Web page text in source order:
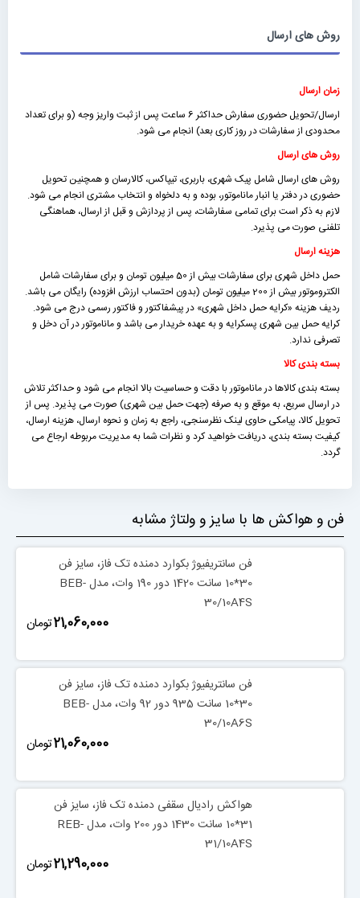
روش های ارسال
زمان ارسال
ارسال/تحویل حضوری سفارش حداکثر 6 ساعت پس از ثبت واریز وجه (و برای تعداد
محدودی از سفارشات در روز کاری بعد) انجام می شود.
روش های ارسال
روش های ارسال شامل پیک شهری، باربری، تیپاکس، کالارسان و همچنین تحویل
حضوری در دفتر یا انبار ماناموتور، بوده و به دلخواه و انتخاب مشتری انجام می شود.
لازم به ذکر است برای تمامی سفارشات، پس از پردازش و قبل از ارسال، هماهنگی
تلفنی صورت می پذیرد.
هزینه ارسال
حمل داخل شهری برای سفارشات بیش از 50 میلیون تومان و برای سفارشات شامل
الکتروموتور بیش از 200 میلیون تومان (بدون احتساب ارزش افزوده) رایگان می باشد.
ردیف هزینه «كرايه حمل داخل شهری» در پیشفاکتور و فاکتور رسمی درج می شود.
کرایه حمل بین شهری پسکرایه و به عهده خریدار می باشد و ماناموتور در آن دخل و
تصرفی ندارد.
بسته بندی کالا
بسته بندی کالاها در ماناموتور با دقت و حساسیت بالا انجام می شود و حداکثر تلاش
در ارسال سریع، به موقع و به صرفه (جهت حمل بین شهری) صورت می پذیرد. پس از
تحویل کالا، پیامکی حاوی لینک نظرسنجی، راجع به زمان و نحوه ارسال، هزینه ارسال،
کیفیت بسته بندی، دریافت خواهید کرد و نظرات شما به مدیریت مربوطه ارجاع می
گردد.
فن و هواکش ها با سایز و ولتاژ مشابه
فن سانتریفیوژ بکوارد دمنده تک فاز، سایز فن
30*10 سانت 1420 دور 190 وات، مدل BEB-
30/10A4S
‎21,060,000تومان
فن سانتریفیوژ بکوارد دمنده تک فاز، سایز فن
30*10 سانت 935 دور 92 وات، مدل BEB-
30/10A6S
‎21,060,000تومان
هواکش رادیال سقفی دمنده تک فاز، سایز فن
31*10 سانت 1430 دور 200 وات، مدل REB-
31/10A4S
‎21,290,000تومان